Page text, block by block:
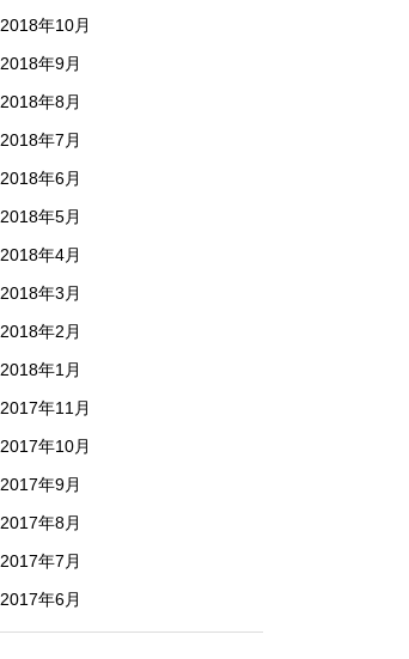
2018年10月
2018年9月
2018年8月
2018年7月
2018年6月
2018年5月
2018年4月
2018年3月
2018年2月
2018年1月
2017年11月
2017年10月
2017年9月
2017年8月
2017年7月
2017年6月